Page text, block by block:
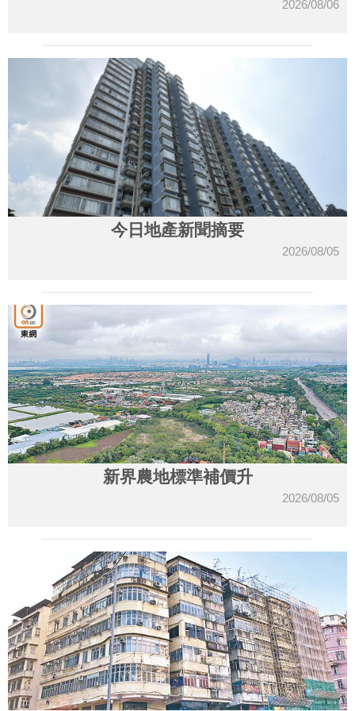
2026/08/06
今日地產新聞摘要
2026/08/05
新界農地標準補價升
2026/08/05